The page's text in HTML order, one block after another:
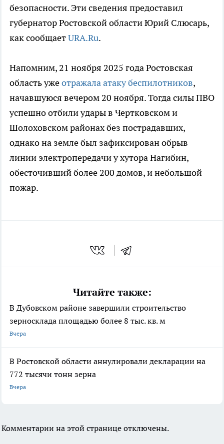
безопасности. Эти сведения предоставил
губернатор Ростовской области Юрий Слюсарь,
как сообщаетURA.Ru.
Напомним, 21 ноября 2025 года Ростовская
область ужеотражала атаку беспилотников,
начавшуюся вечером 20 ноября. Тогда силы ПВО
успешно отбили удары в Чертковском и
Шолоховском районах без пострадавших,
однако на земле был зафиксирован обрыв
линии электропередачи у хутора Нагибин,
обесточивший более 200 домов, и небольшой
пожар.
Читайте также:
В Дубовском районе завершили строительство
зерносклада площадью более 8 тыс. кв. м
Вчера
В Ростовской области аннулировали декларации на
772 тысячи тонн зерна
Вчера
Комментарии на этой странице отключены.